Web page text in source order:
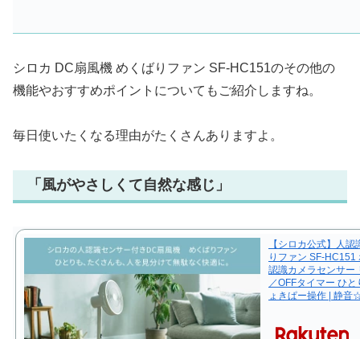
シロカ DC扇風機 めくばりファン SF-HC151のその他の
機能やおすすめポイントについてもご紹介しますね。
毎日使いたくなる理由がたくさんありますよ。
「風がやさしくて自然な感じ」
【シロカ公式】人
りファン SF-HC151
認識カメラセンサー
／OFFタイマー ひ
ょきぱー操作 | 静音